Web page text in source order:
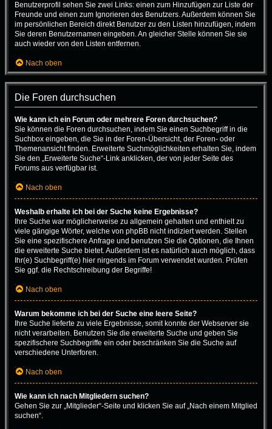
Benutzerprofil sehen Sie zwei Links: einen zum Hinzufügen zur Liste der
Freunde und einen zum Ignorieren des Benutzers. Außerdem können Sie
im persönlichen Bereich direkt Benutzer zu den Listen hinzufügen, indem
Sie deren Benutzernamen eingeben. An gleicher Stelle können Sie sie
auch wieder von den Listen entfernen.
Nach oben
Die Foren durchsuchen
Wie kann ich ein Forum oder mehrere Foren durchsuchen?
Sie können die Foren durchsuchen, indem Sie einen Suchbegriff in die
Suchbox eingeben, die Sie in der Foren-Übersicht, der Foren- oder
Themenansicht finden. Erweiterte Suchmöglichkeiten erhalten Sie, indem
Sie den „Erweiterte Suche“-Link anklicken, der von jeder Seite des
Forums aus verfügbar ist.
Nach oben
Weshalb erhalte ich bei der Suche keine Ergebnisse?
Ihre Suche war möglicherweise zu allgemein gehalten und enthielt zu
viele gängige Wörter, welche von phpBB nicht indiziert werden. Stellen
Sie eine spezifischere Anfrage und benutzen Sie die Optionen, die Ihnen
die erweiterte Suche bietet. Außerdem ist es natürlich auch möglich, dass
Ihr(e) Suchbegriff(e) hier nirgends im Forum verwendet wurden. Prüfen
Sie ggf. die Rechtschreibung der Begriffe!
Nach oben
Warum bekomme ich bei der Suche eine leere Seite?
Ihre Suche lieferte zu viele Ergebnisse, somit konnte der Webserver sie
nicht verarbeiten. Benutzen Sie die erweiterte Suche und geben Sie
spezifischere Suchbegriffe ein oder beschränken Sie die Suche auf
verschiedene Unterforen.
Nach oben
Wie kann ich nach Mitgliedern suchen?
Gehen Sie zur „Mitglieder“-Seite und klicken Sie auf „Nach einem Mitglied
suchen“.